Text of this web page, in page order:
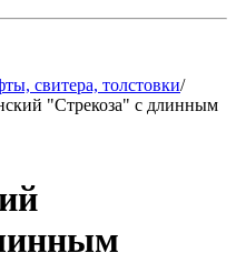
свитера, толстовки/
"Стрекоза" с длинным